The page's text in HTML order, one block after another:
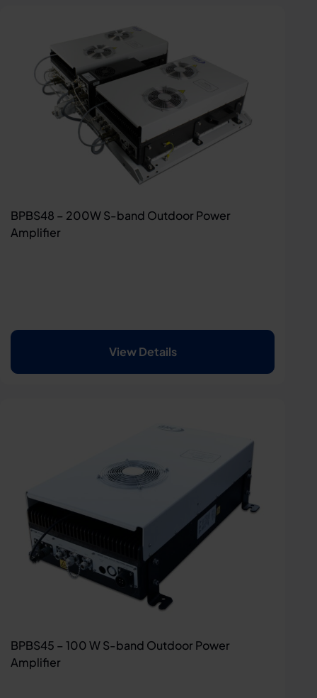
BPBS48 – 200W S-band Outdoor Power
Amplifier
View Details
BPBS45 – 100 W S-band Outdoor Power
Amplifier